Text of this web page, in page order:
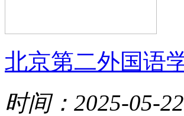
北京第二外国语
时间：2025-05-